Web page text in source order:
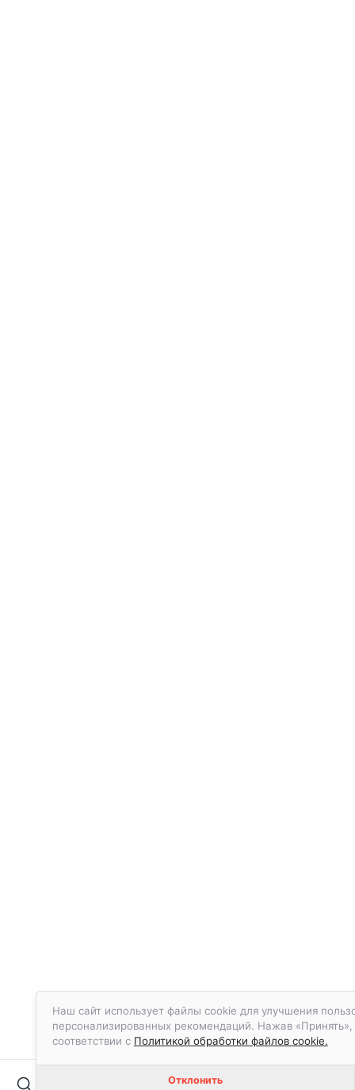
Наш сайт использует файлы cookie для улучшения
персонализированных рекомендаций. Нажав
соответствии с Политикой обработки файлов cookie.
Отклонить